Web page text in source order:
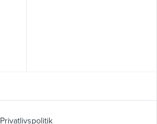
Privatlivspolitik